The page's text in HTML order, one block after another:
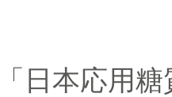
日本応用糖